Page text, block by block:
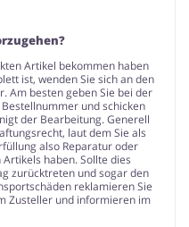
Artikel bekommen haben
ist, wenden Sie sich an den
Am besten geben Sie bei der
und schicken
der Bearbeitung. Generell
laut dem Sie als
also Reparatur oder
haben. Sollte dies
zurücktreten und sogar den
reklamieren Sie
Zusteller und informieren im